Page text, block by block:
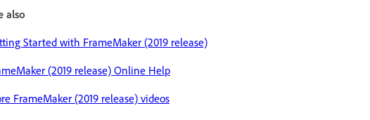
also
Started with FrameMaker (2019 release)
(2019 release) Online Help
FrameMaker (2019 release) videos